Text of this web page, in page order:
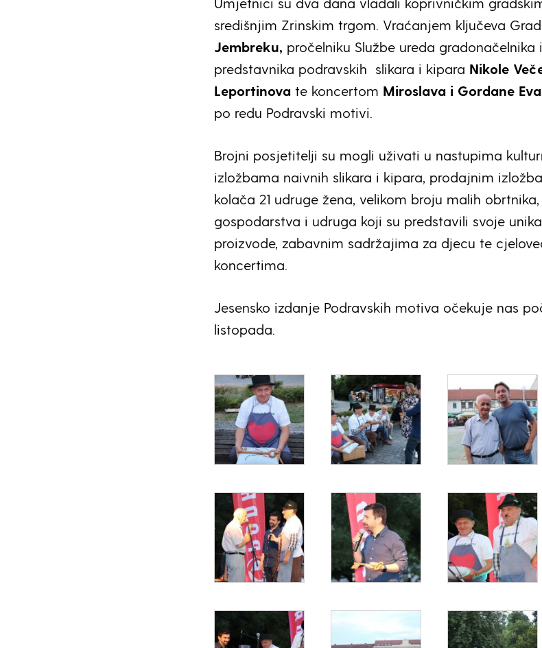
središnjim Zrinskim trgom. Vraćanjem ključeva
Jembreku, pročelniku Službe ureda gradonačelnika
predstavnika podravskih slikara i kipara Nikole
Leportinova te koncertom Miroslava i Gordane
po redu Podravski motivi.
Brojni posjetitelji su mogli uživati u nastupima
izložbama naivnih slikara i kipara, prodajnim
kolača 21 udruge žena, velikom broju malih
gospodarstva i udruga koji su predstavili svoje
proizvode, zabavnim sadržajima za djecu te
koncertima.
Jesensko izdanje Podravskih motiva očekuje nas
listopada.